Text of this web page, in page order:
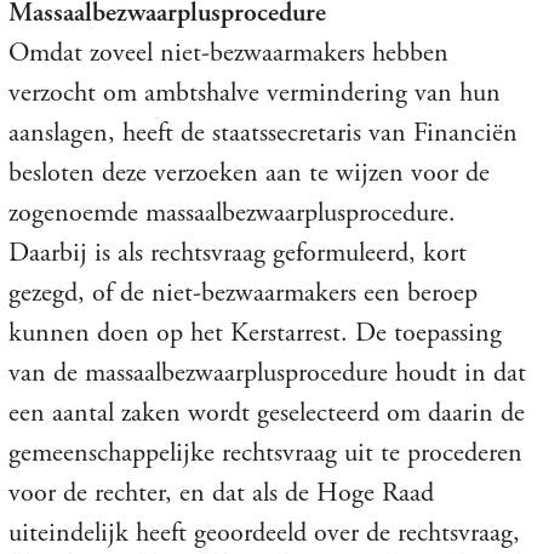
Massaalbezwaarplusprocedure
Omdat zoveel niet-bezwaarmakers hebben
verzocht om ambtshalve vermindering van hun
aanslagen, heeft de staatssecretaris van Financiën
besloten deze verzoeken aan te wijzen voor de
zogenoemde massaalbezwaarplusprocedure.
Daarbij is als rechtsvraag geformuleerd, kort
gezegd, of de niet-bezwaarmakers een beroep
kunnen doen op het Kerstarrest. De toepassing
van de massaalbezwaarplusprocedure houdt in dat
een aantal zaken wordt geselecteerd om daarin de
gemeenschappelijke rechtsvraag uit te procederen
voor de rechter, en dat als de Hoge Raad
uiteindelijk heeft geoordeeld over de rechtsvraag,